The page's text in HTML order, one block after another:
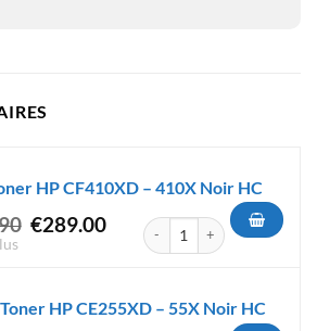
HP CF410XD – 410X Noir HC
Le
€359.90.
€289.00Le
€289.00.
quantité de Pack Toner HP
HP CE255XD – 55X Noir HC